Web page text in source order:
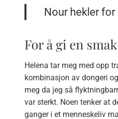
Nour hekler
For å gi en
Helena tar meg med opp
kombinasjon av dongeri
meg da jeg så
var sterkt. Noen tenker at
ganger i et menneskeliv